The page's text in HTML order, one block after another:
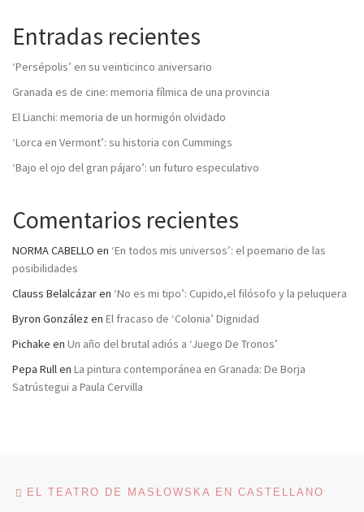
Entradas recientes
‘Persépolis’ en su veinticinco aniversario
Granada es de cine: memoria fílmica de una provincia
El Lianchi: memoria de un hormigón olvidado
‘Lorca en Vermont’: su historia con Cummings
‘Bajo el ojo del gran pájaro’: un futuro especulativo
Comentarios recientes
NORMA CABELLO en ‘En todos mis universos’: el poemario de las
posibilidades
Clauss Belalcázaren ‘No es mi tipo’: Cupido,el filósofo y la peluquera
Byron González en El fracaso de ‘Colonia’ Dignidad
Pichake en Un año del brutal adiós a ‘Juego De Tronos’
Pepa Rullen La pintura contemporánea en Granada: De Borja
Satrústegui a Paula Cervilla
Navegación de entradas
EL TEATRO DE MASŁOWSKA EN CASTELLANO